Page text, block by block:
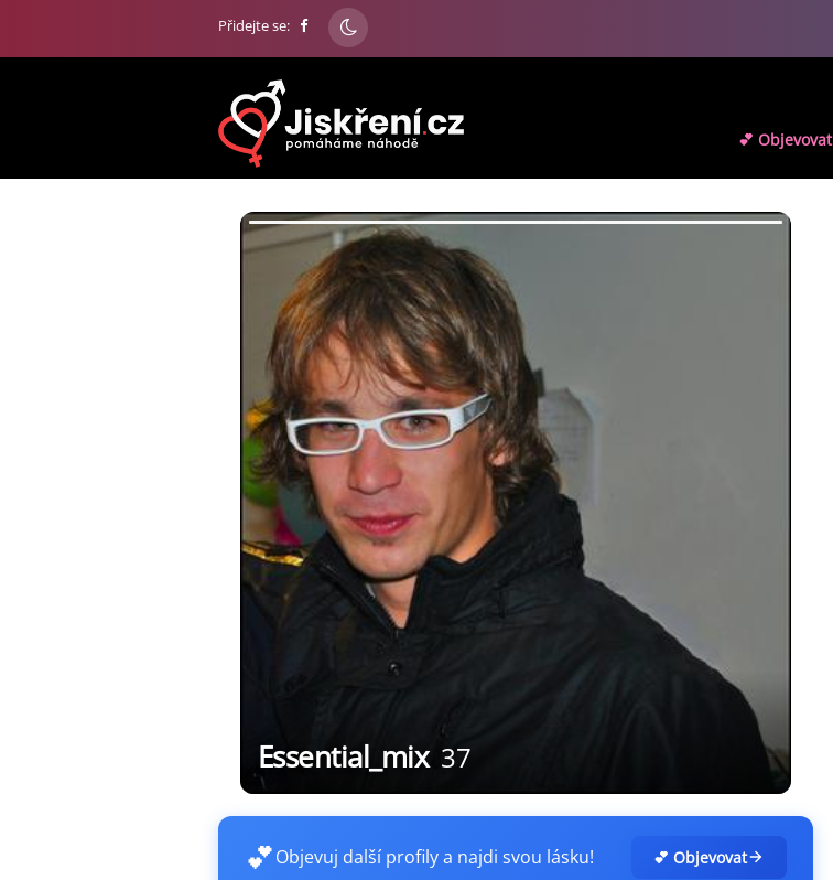
Přidejte se:
💕 Objevovat
Essential_mix 37
💕Objevuj další profily a najdi svou lásku! 💕 Objevovat